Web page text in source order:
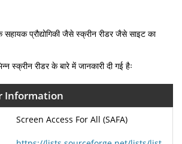
सहायक प्रौद्योगिकी जैसे स्क्रीन रीडर जैसे साइट का
स्क्रीन रीडर के बारे में जानकारी दी गई हैः
Information
Screen Access For All (SAFA)